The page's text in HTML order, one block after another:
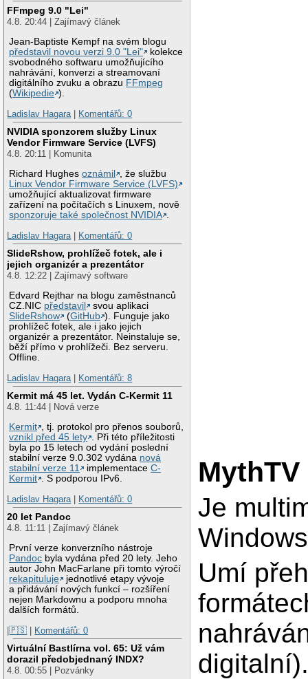
FFmpeg 9.0 "Lei"
4.8. 20:44 | Zajímavý článek
Jean-Baptiste Kempf na svém blogu
představil novou verzi 9.0 "Lei"
kolekce
svobodného softwaru umožňujícího
nahrávání, konverzi a streamovaní
digitálního zvuku a obrazu FFmpeg
(Wikipedie ).
Ladislav Hagara
Komentářů: 0
NVIDIA sponzorem služby Linux
Vendor Firmware Service (LVFS)
4.8. 20:11 | Komunita
Richard Hughesoznámil
, že službu
Linux Vendor Firmware Service (LVFS)
umožňující aktualizovat firmware
zařízení na počítačích s Linuxem, nově
sponzoruje také společnost NVIDIA .
Ladislav Hagara | Komentářů: 0
SlideRshow, prohlížeč fotek, ale i
jejich organizér a prezentátor
4.8. 12:22 | Zajímavý software
Edvard Rejthar na blogu zaměstnanců
CZ.NIC představil
svou aplikaci
SlideRshow
(GitHub ). Funguje jako
prohlížeč fotek, ale i jako jejich
organizér a prezentátor. Neinstaluje se,
běží přímo v prohlížeči. Bez serveru.
Offline.
Ladislav Hagara | Komentářů: 8
Kermit má 45 let. Vydán C-Kermit 11
4.8. 11:44 | Nová verze
Kermit , tj. protokol pro přenos souborů,
vznikl před 45 lety . Při této příležitosti
byla po 15 letech od vydání poslední
stabilní verze 9.0.302 vydána nová
stabilní verze 11
implementaceC-
Kermit . S podporou IPv6.
Ladislav Hagara | Komentářů: 0
20 let Pandoc
4.8. 11:11 | Zajímavý článek
První verze konverzního nástroje
Pandoc byla vydána před 20 lety. Jeho
autor John MacFarlane při tomto výročí
rekapituluje
jednotlivé etapy vývoje
a přidávání nových funkcí – rozšíření
nejen Markdownu a podporu mnoha
dalších formátů.
|🇵🇸 | Komentářů: 0
Virtuální Bastlírna vol. 65: Už vám
dorazil předobjednaný INDX?
4.8. 00:55 | Pozvánky
MythTV
Je
Umí